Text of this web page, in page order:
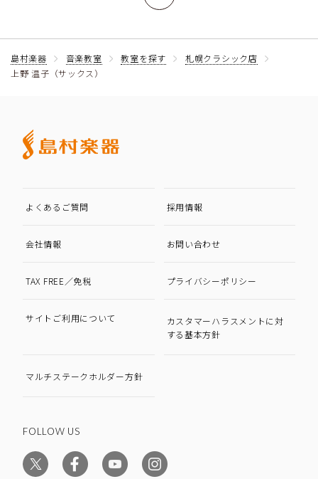
島村楽器 音楽教室 教室を探す
札幌クラシック店
上野 温子（サックス）
よくあるご質問 採用情報
会社情報 お問い合わせ
TAX FREE／免税 プライバシーポリシー
サイトご利用について
カスタマーハラスメントに対
する基本方針
マルチステークホルダー方針
FOLLOW US